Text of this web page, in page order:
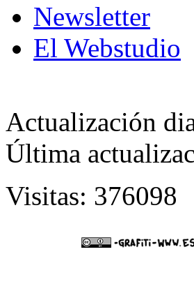
Newsletter
El Webstudio
Actualización
Última
Visitas: 376098